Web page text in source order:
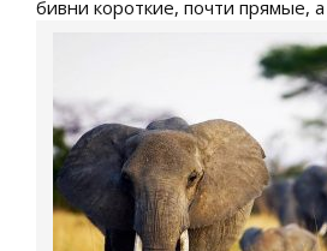
бивни короткие, почти прямые, а